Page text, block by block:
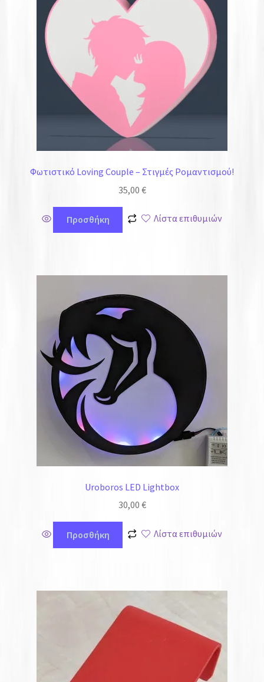
Φωτιστικό Loving Couple – Στιγμές Ρομαντισμού!
35,00 €
Προσθήκη Λίστα επιθυμιών
Uroboros LED Lightbox
30,00 €
Προσθήκη Λίστα επιθυμιών